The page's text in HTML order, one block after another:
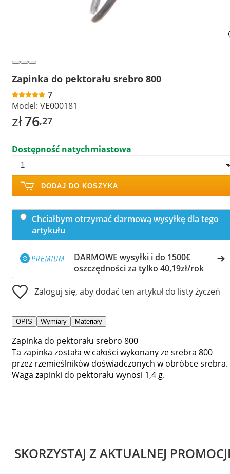
Zapinka do pektorału srebro 800
7
Model: VE000181
zł76,27
Dostępność natychmiastowa
DODAJ DO KOSZYKA
Chciałbym otrzymać darmową wysyłkę dla tego
artykułu
DARMOWE wysyłki i do 1500€
oszczędności za tylko 40,19zł/rok
Zaloguj się, aby dodać ten artykuł do listy życzeń
OPIS Wymiary Materiały
Zapinka do pektorału srebro 800
Ta zapinka została w całości wykonany ze srebra 800
przez rzemieślników doświadczonych w obróbce srebra.
Waga zapinki do pektorału wynosi 1,4 g.
SKORZYSTAJ Z AKTUALNEJ